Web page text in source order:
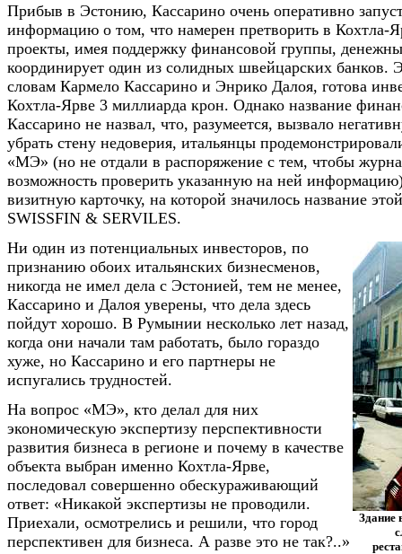
Прибыв в Эстонию, Кассарино очень оперативно
информацию о том, что намерен претворить в Кохтла-
проекты, имея поддержку финансовой группы,
координирует один из солидных швейцарских банков.
словам Кармело Кассарино и Энрико Далоя, готова
Кохтла-Ярве 3 миллиарда крон. Однако название
Кассарино не назвал, что, разумеется, вызвало
убрать стену недоверия, итальянцы
«МЭ» (но не отдали в распоряжение с тем, чтобы
возможность проверить указанную на ней информацию)
визитную карточку, на которой значилось название
SWISSFIN & SERVILES.
Здание
Ни один из потенциальных инвесторов, по
признанию обоих итальянских бизнесменов,
никогда не имел дела с Эстонией, тем не менее,
Кассарино и Далоя уверены, что дела здесь
пойдут хорошо. В Румынии несколько лет назад,
когда они начали там работать, было гораздо
хуже, но Кассарино и его партнеры не
испугались трудностей.
На вопрос «МЭ», кто делал для них
экономическую экспертизу перспективности
развития бизнеса в регионе и почему в качестве
объекта выбран именно Кохтла-Ярве,
последовал совершенно обескураживающий
ответ: «Никакой экспертизы не проводили.
Приехали, осмотрелись и решили, что город
перспективен для бизнеса. А разве это не так?..»